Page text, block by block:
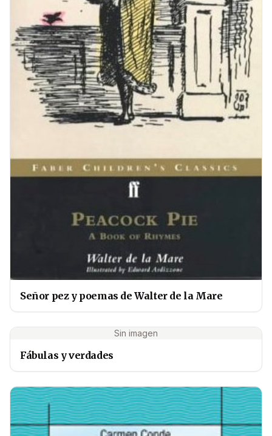
Señor pez y poemas de Walter de la Mare
Sin imagen
Fábulas y verdades